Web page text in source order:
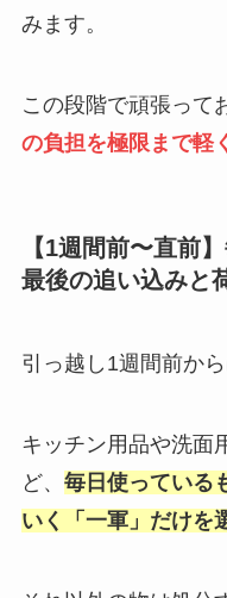
みます。
この段階で頑張って
の負担を極限まで軽
【1週間前〜直前
最後の追い込みと
引っ越し1週間前か
キッチン用品や洗面
ど、 毎日使っている
いく「一軍」だけを